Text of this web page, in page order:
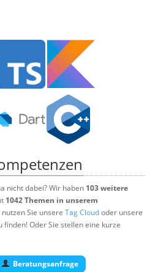
nicht dabei? Wir haben 103 weitere
1042 Themen in unserem
nutzen Sie unsere Tag Cloudoder unsere
finden! Oder Sie stellen eine kurze
Beratungsanfrage